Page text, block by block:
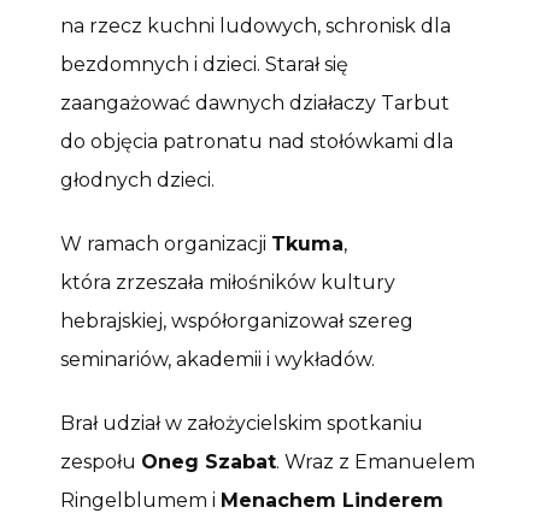
na rzecz kuchni ludowych, schronisk dla
bezdomnych i dzieci. Starał się
zaangażować dawnych działaczy Tarbut
do objęcia patronatu nad stołówkami dla
głodnych dzieci.
W ramach organizacji Tkuma,
która zrzeszała miłośników kultury
hebrajskiej, współorganizował szereg
seminariów, akademii i wykładów.
Brał udział w założycielskim spotkaniu
zespołu Oneg Szabat. Wraz z Emanuelem
Ringelblumem i Menachem Linderem